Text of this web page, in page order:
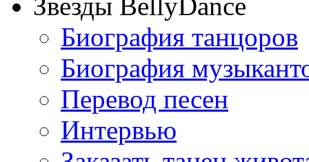
Звезды BellyDance
Биография танцоров
Биография
Перевод песен
Интервью